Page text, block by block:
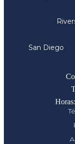
San Diego